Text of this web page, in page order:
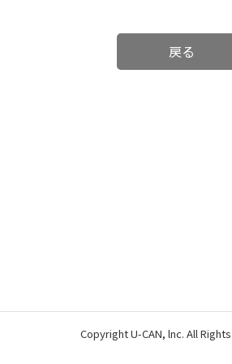
戻る
Copyright U-CAN, lnc. All